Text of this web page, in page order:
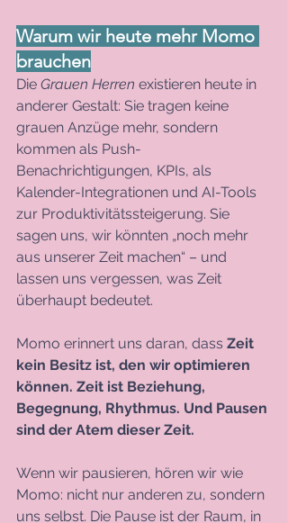
Warum wir heute mehr Momo
brauchen
Die Grauen Herren existieren heute in
anderer Gestalt: Sie tragen keine
grauen Anzüge mehr, sondern
kommen als Push-
Benachrichtigungen, KPIs, als
Kalender-Integrationen und AI-Tools
zur Produktivitätssteigerung. Sie
sagen uns, wir könnten „noch mehr
aus unserer Zeit machen“ – und
lassen uns vergessen, was Zeit
überhaupt bedeutet.
Momo erinnert uns daran, dass Zeit
kein Besitz ist, den wir optimieren
können. Zeit ist Beziehung,
Begegnung, Rhythmus. Und Pausen
sind der Atem dieser Zeit.
Wenn wir pausieren, hören wir wie
Momo: nicht nur anderen zu, sondern
uns selbst. Die Pause ist der Raum, in